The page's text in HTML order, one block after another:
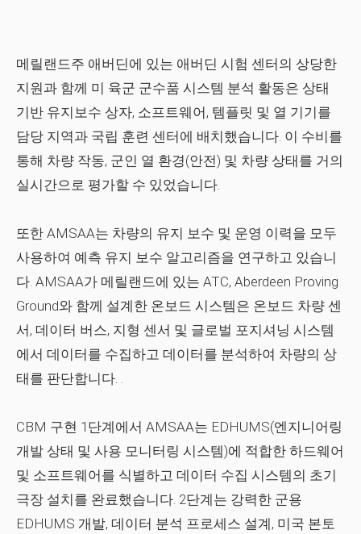
메릴랜드주 애버딘에 있는 애버딘 시험 센터의 상당한
지원과 함께 미 육군 군수품 시스템 분석 활동은 상태
기반 유지보수 상자, 소프트웨어, 템플릿 및 열 기기를
담당 지역과 국립 훈련 센터에 배치했습니다. 이 수비를
통해 차량 작동, 군인 열 환경(안전) 및 차량 상태를 거의
실시간으로 평가할 수 있었습니다.
또한 AMSAA는 차량의 유지 보수 및 운영 이력을 모두
사용하여 예측 유지 보수 알고리즘을 연구하고 있습니
다. AMSAA가 메릴랜드에 있는 ATC, Aberdeen Proving
Ground와 함께 설계한 온보드 시스템은 온보드 차량 센
서, 데이터 버스, 지형 센서 및 글로벌 포지셔닝 시스템
에서 데이터를 수집하고 데이터를 분석하여 차량의 상
태를 판단합니다. .
CBM 구현 1단계에서 AMSAA는 EDHUMS(엔지니어링
개발 상태 및 사용 모니터링 시스템)에 적합한 하드웨어
및 소프트웨어를 식별하고 데이터 수집 시스템의 초기
극장 설치를 완료했습니다. 2단계는 강력한 군용
EDHUMS 개발, 데이터 분석 프로세스 설계, 미국 본토